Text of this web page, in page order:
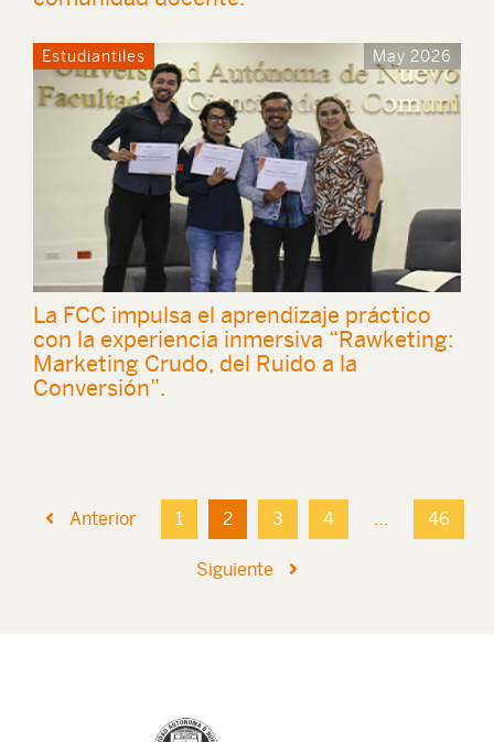
Estudiantiles May 2026
La FCC impulsa el aprendizaje práctico
con la experiencia inmersiva “Rawketing:
Marketing Crudo, del Ruido a la
Conversión”.
Anterior 1 2 3 4 … 46
Siguiente